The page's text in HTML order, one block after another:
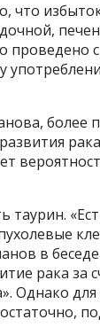
что
более
рака
таурин.
в
рака за
Однако